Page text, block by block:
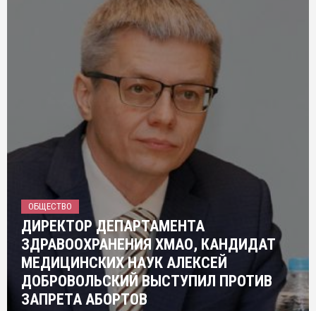
ОБЩЕСТВО
ДИРЕКТОР ДЕПАРТАМЕНТА
ЗДРАВООХРАНЕНИЯ ХМАО, КАНДИДАТ
МЕДИЦИНСКИХ НАУК АЛЕКСЕЙ
ДОБРОВОЛЬСКИЙ ВЫСТУПИЛ ПРОТИВ
ЗАПРЕТА АБОРТОВ